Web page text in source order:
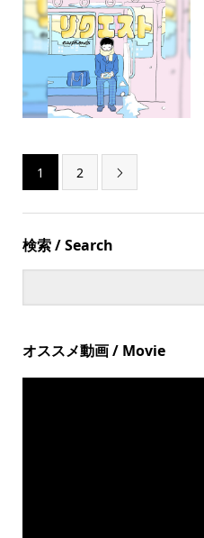
1 2 
検索 / Search
オススメ動画 / Movie